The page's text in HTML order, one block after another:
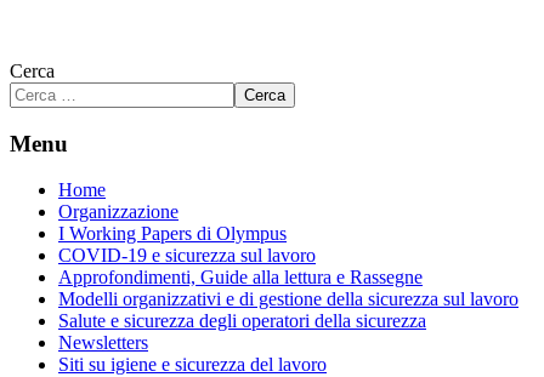
Cerca
Cerca
Menu
Home
Organizzazione
I Working Papers di Olympus
COVID-19 e sicurezza sul lavoro
Approfondimenti, Guide alla lettura e Rassegne
Modelli organizzativi e di gestione della sicurezza sul lavoro
Salute e sicurezza degli operatori della sicurezza
Newsletters
Siti su igiene e sicurezza del lavoro